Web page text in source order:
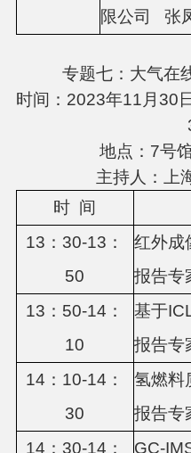
限公司
张
专题七：大气在
时间：2023年11月30
地点：7号
主持人：上
时 间
13： 30-13：
50
红外成
报告专
13： 50-14 ：
10
基于
报告专
14 ： 10-14：
30
氢燃料
报告专
14： 30-14：
GC-